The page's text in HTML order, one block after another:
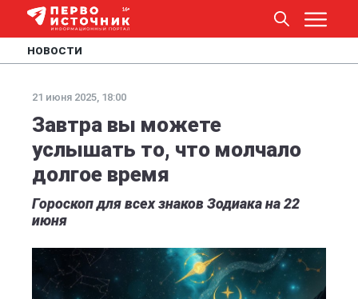
НОВОСТИ
21 июня 2025, 18:00
Завтра вы можете
услышать то, что молчало
долгое время
Гороскоп для всех знаков Зодиака на 22
июня